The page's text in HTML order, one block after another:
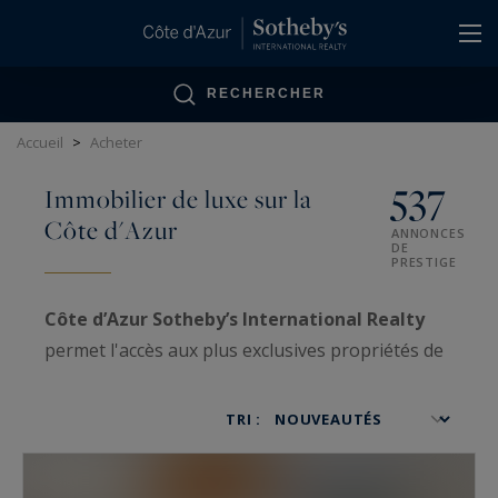
RECHERCHER
Accueil > Acheter
Immobilier de luxe sur la
Côte d'Azur
537
ANNONCES
DE
PRESTIGE
Côte d’Azur Sotheby’s International Realty
permet l'accès aux plus exclusives propriétés de
traités avec confidentialité.
TRI :